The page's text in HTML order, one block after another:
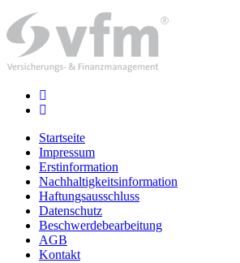
Startseite
Impressum
Erstinformation
Nachhaltigkeitsinformation
Haftungsausschluss
Datenschutz
Beschwerdebearbeitung
AGB
Kontakt